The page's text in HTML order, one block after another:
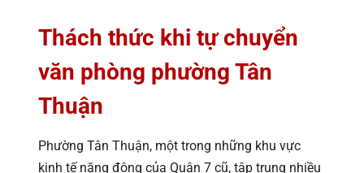
Thách thức khi tự chuyển
văn phòng phường Tân
Thuận
Phường Tân Thuận, một trong những khu vực
kinh tế năng động của Quận 7 cũ, tập trung nhiều